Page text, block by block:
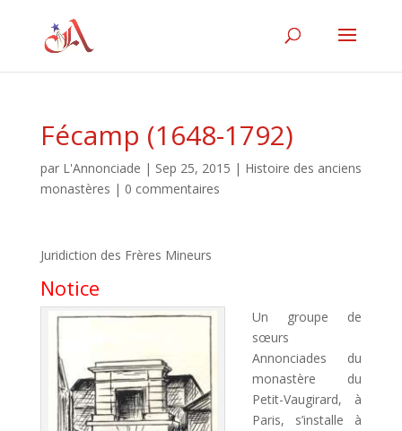
Fécamp (1648-1792)
par L'Annonciade | Sep 25, 2015 | Histoire des anciens
monastères | 0 commentaires
Juridiction des Frères Mineurs
Notice
Un groupe de
sœurs
Annonciades du
monastère du
Petit-Vaugirard, à
Paris, s’installe à